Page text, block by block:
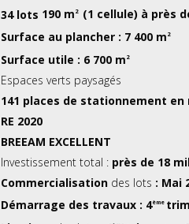
34 lots 190 m 2 (1 cellule) à près
Surface au plancher : 7 400 m 2
Surface utile : 6 700 m 2
Espaces verts paysagés
141 places de stationnement
RE 2020
BREEAM EXCELLENT
Investissement total : près de 18
Commercialisation des lots : Mai
Démarrage des travaux : 4ème